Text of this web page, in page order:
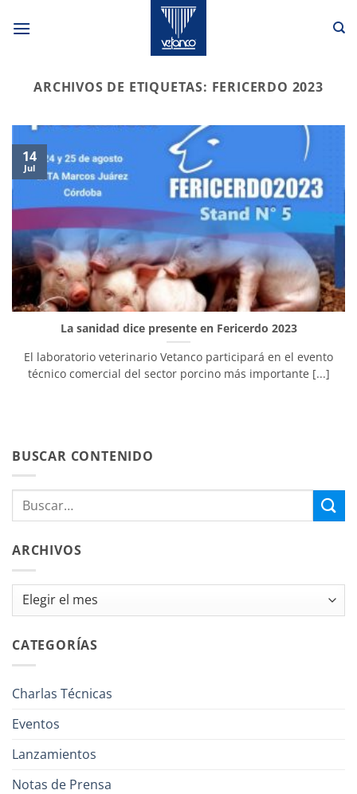
ARCHIVOS DE ETIQUETAS: FERICERDO 2023
La sanidad dice presente en Fericerdo 2023
El laboratorio veterinario Vetanco participará en el evento
técnico comercial del sector porcino más importante [...]
14
Jul
BUSCAR CONTENIDO
ARCHIVOS
Archivos
CATEGORÍAS
Charlas Técnicas
Eventos
Lanzamientos
Notas de Prensa